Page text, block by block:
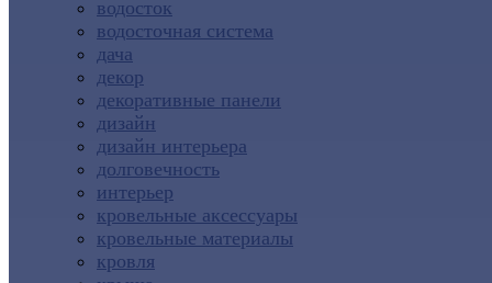
водосток
водосточная система
дача
декор
декоративные панели
дизайн
дизайн интерьера
долговечность
интерьер
кровельные аксессуары
кровельные материалы
кровля